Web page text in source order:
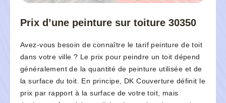
Prix d’une peinture sur toiture 30350
Avez-vous besoin de connaître le tarif peinture de toit
dans votre ville ? Le prix pour peindre un toit dépend
généralement de la quantité de peinture utilisée et de
la surface du toit. En principe, DK Couverture définit le
prix par rapport à la surface de votre toit, mais